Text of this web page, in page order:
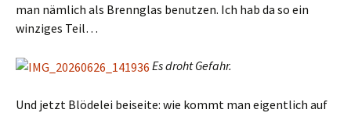
man nämlich als Brennglas benutzen. Ich hab da so ein
winziges Teil…
Es droht Gefahr.
Und jetzt Blödelei beiseite: wie kommt man eigentlich auf